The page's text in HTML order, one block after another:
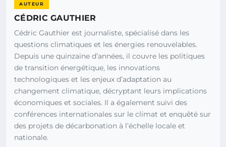
AUTEUR
CÉDRIC GAUTHIER
Cédric Gauthier est journaliste, spécialisé dans les
questions climatiques et les énergies renouvelables.
Depuis une quinzaine d’années, il couvre les politiques
de transition énergétique, les innovations
technologiques et les enjeux d’adaptation au
changement climatique, décryptant leurs implications
économiques et sociales. Il a également suivi des
conférences internationales sur le climat et enquêté sur
des projets de décarbonation à l’échelle locale et
nationale.